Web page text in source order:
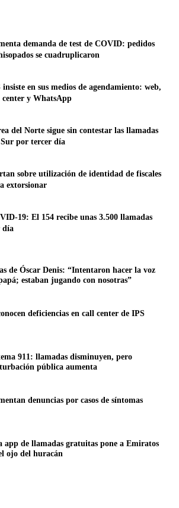
demanda de test de COVID: pedidos
se cuadruplicaron
insiste en sus medios de agendamiento: web,
center y WhatsApp
del Norte sigue sin contestar las llamadas
por tercer día
sobre utilización de identidad de fiscales
extorsionar
19: El 154 recibe unas 3.500 llamadas
día
de Óscar Denis: “Intentaron hacer la voz
estaban jugando con nosotras”
deficiencias en call center de IPS
911: llamadas disminuyen, pero
pública aumenta
denuncias por casos de síntomas
app de llamadas gratuitas pone a Emiratos
ojo del huracán